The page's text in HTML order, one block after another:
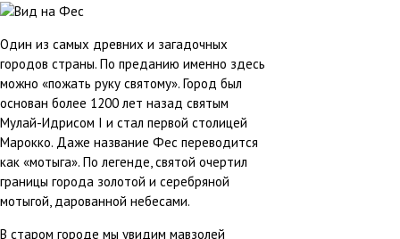
Один из самых древних и загадочных
городов страны. По преданию именно здесь
можно «пожать руку святому». Город был
основан более 1200 лет назад святым
Мулай-Идрисом I и стал первой столицей
Марокко. Даже название Фес переводится
как «мотыга». По легенде, святой очертил
границы города золотой и серебряной
мотыгой, дарованной небесами.
В старом городе мы увидим мавзолей